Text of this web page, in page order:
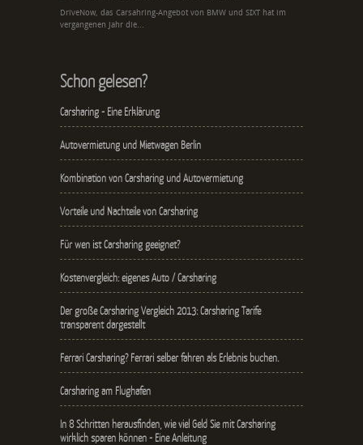
DriveNow, das Carsahring-Angebot von BMW und SIXT hat im
vergangenen Jahr die...
Schon gelesen?
Carsharing - Eine Erklärung
Autovermietung und Mietwagen Berlin
Kombination von Carsharing und Autovermietung
Vorteile und Nachteile von Carsharing
Für wen ist Carsharing geeignet?
Kostenvergleich: eigenes Auto / Carsharing
Der große Carsharing Vergleich 2013: Carsharing Tarife
transparent dargestellt
Ferrari Carsharing? Ferrari selber fahren als Erlebnis buchen.
Carsharing am Flughafen
In 8 Schritten herausfinden, wie viel Geld Sie mit Carsharing
wirklich sparen können - Eine Anleitung